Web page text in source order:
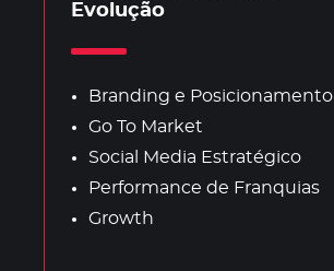
Evolução
Branding e Posicionamento
Go To Market
Social Media Estratégico
Performance de Franquias
Growth